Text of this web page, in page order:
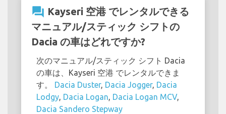
question_answer Kayseri 空港 でレンタルできる
マニュアル/スティック シフトの
Dacia の車はどれですか?
次のマニュアル/スティック シフト Dacia
の車は、Kayseri 空港 でレンタルできま
す。 Dacia Duster, Dacia Jogger, Dacia
Lodgy Dacia Logan Dacia Logan MCV,
Dacia Sandero Stepway